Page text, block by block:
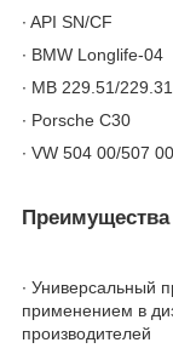
∙ API SN/CF
∙ BMW Longlife-04
∙ MB 229.51/229.31
∙ Porsche C30
∙ VW 504 00/507 00
Преимущества
∙ Универсальный
применением в
производителей